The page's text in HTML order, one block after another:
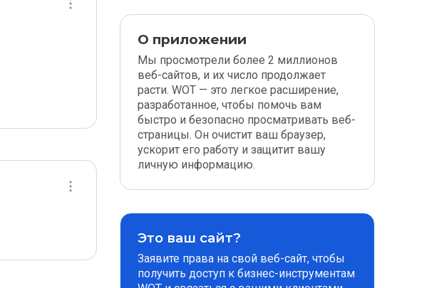
О приложении
Мы просмотрели более 2 миллионов
веб-сайтов, и их число продолжает
расти. WOT — это легкое расширение,
разработанное, чтобы помочь вам
быстро и безопасно просматривать веб-
страницы. Он очистит ваш браузер,
ускорит его работу и защитит вашу
личную информацию.
Это ваш сайт?
Заявите права на свой веб-сайт, чтобы
получить доступ к бизнес-инструментам